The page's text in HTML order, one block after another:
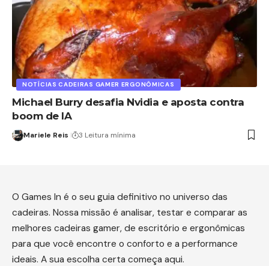
NOTÍCIAS CADEIRAS GAMER ERGONÔMICAS
Michael Burry desafia Nvidia e aposta contra
boom de IA
Mariele Reis 3 Leitura mínima
O Games In é o seu guia definitivo no universo das
cadeiras. Nossa missão é analisar, testar e comparar as
melhores cadeiras gamer, de escritório e ergonômicas
para que você encontre o conforto e a performance
ideais. A sua escolha certa começa aqui.